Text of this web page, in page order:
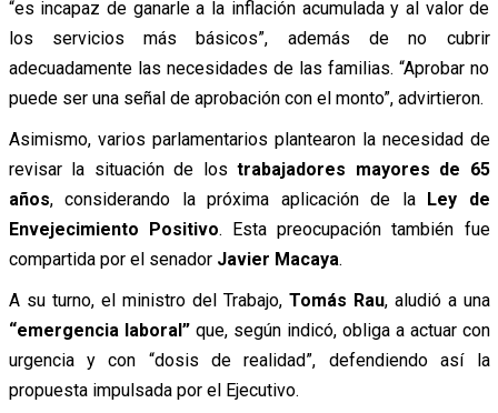
“es incapaz de ganarle a la inflación acumulada y al valor de
los servicios más básicos”, además de no cubrir
adecuadamente las necesidades de las familias. “Aprobar no
puede ser una señal de aprobación con el monto”, advirtieron.
Asimismo, varios parlamentarios plantearon la necesidad de
revisar la situación de los trabajadores mayores de 65
años, considerando la próxima aplicación de la Ley de
Envejecimiento Positivo. Esta preocupación también fue
compartida por el senador Javier Macaya.
A su turno, el ministro del Trabajo, Tomás Rau, aludió a una
“emergencia laboral”que, según indicó, obliga a actuar con
urgencia y con “dosis de realidad”, defendiendo así la
propuesta impulsada por el Ejecutivo.